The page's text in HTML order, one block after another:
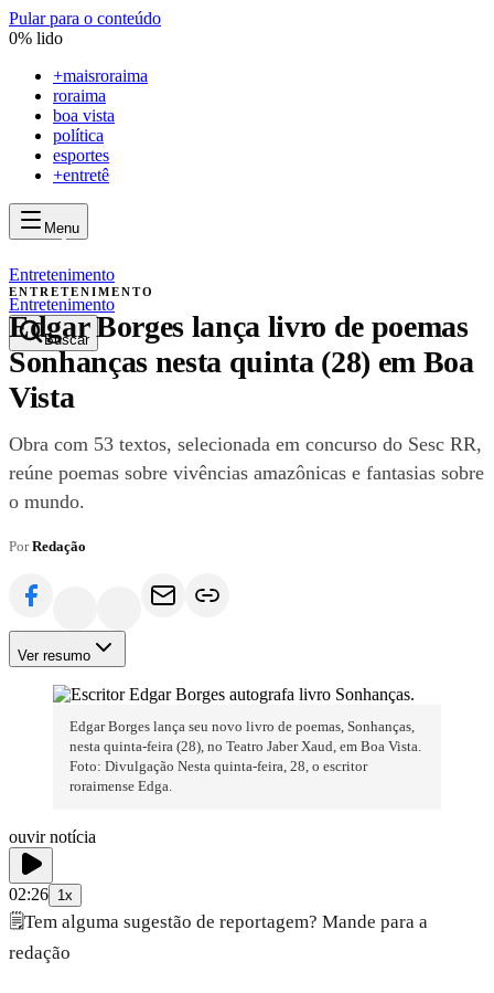
Pular para o conteúdo
0% lido
+maisroraima
roraima
boa vista
política
esportes
+entretê
Menu
maisroraima
maisroraima
Entretenimento
Buscar
Entretenimento
ENTRETENIMENTO
Edgar Borges lança livro de poemas
Sonhanças nesta quinta (28) em Boa
Vista
Obra com 53 textos, selecionada em concurso do Sesc RR,
reúne poemas sobre vivências amazônicas e fantasias sobre
o mundo.
PorRedação
Ver resumo
Edgar Borges lança seu novo livro de poemas, Sonhanças,
nesta quinta-feira (28), no Teatro Jaber Xaud, em Boa Vista.
Foto: Divulgação Nesta quinta-feira, 28, o escritor
roraimense Edga.
ouvir notícia
02:26 1x
🗒️Tem alguma sugestão de reportagem? Mande para a
redação